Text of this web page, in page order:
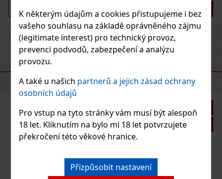
K některým údajům a cookies přistupujeme i bez
vašeho souhlasu na základě oprávněného zájmu
(legitimate interest) pro technický provoz,
prevenci podvodů, zabezpečení a analýzu
provozu.
A také u našich partnerů a jejich zásad ochrany
osobních údajů
Pro vstup na tyto stránky vám musí být alespoň
18 let. Kliknutím na bylo mi 18 let potvrzujete
překročení této věkové hranice.
Přizpůsobit nastavení
Do košíku
PreviousNext
Sleva: 21%
Akce